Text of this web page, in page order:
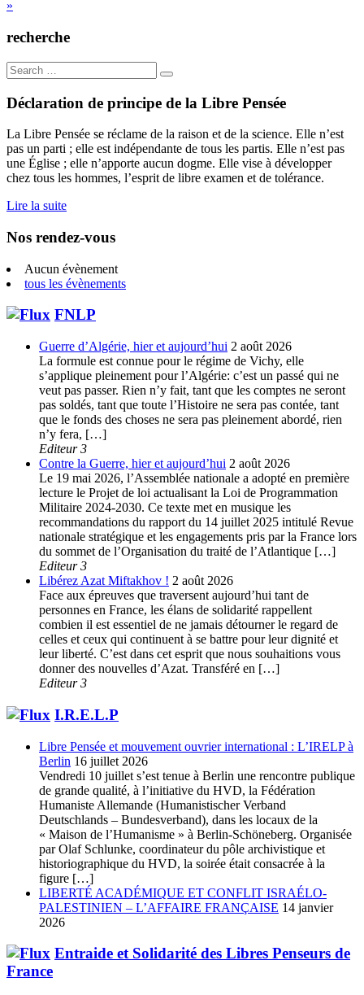
»
recherche
Search
for:
Déclaration de principe de la Libre Pensée
La Libre Pensée se réclame de la raison et de la science. Elle n’est
pas un parti ; elle est indépendante de tous les partis. Elle n’est pas
une Église ; elle n’apporte aucun dogme. Elle vise à développer
chez tous les hommes, l’esprit de libre examen et de tolérance.
Lire la suite
Nos rendez-vous
Aucun évènement
tous les évènements
FNLP
Guerre d’Algérie, hier et aujourd’hui 2 août 2026
La formule est connue pour le régime de Vichy, elle
s’applique pleinement pour l’Algérie: c’est un passé qui ne
veut pas passer. Rien n’y fait, tant que les comptes ne seront
pas soldés, tant que toute l’Histoire ne sera pas contée, tant
que le fonds des choses ne sera pas pleinement abordé, rien
n’y fera, […]
Editeur 3
Contre la Guerre, hier et aujourd’hui 2 août 2026
Le 19 mai 2026, l’Assemblée nationale a adopté en première
lecture le Projet de loi actualisant la Loi de Programmation
Militaire 2024-2030. Ce texte met en musique les
recommandations du rapport du 14 juillet 2025 intitulé Revue
nationale stratégique et les engagements pris par la France lors
du sommet de l’Organisation du traité de l’Atlantique […]
Editeur 3
Libérez Azat Miftakhov ! 2 août 2026
Face aux épreuves que traversent aujourd’hui tant de
personnes en France, les élans de solidarité rappellent
combien il est essentiel de ne jamais détourner le regard de
celles et ceux qui continuent à se battre pour leur dignité et
leur liberté. C’est dans cet esprit que nous souhaitions vous
donner des nouvelles d’Azat. Transféré en […]
Editeur 3
I.R.E.L.P
Libre Pensée et mouvement ouvrier international : L’IRELP à
Berlin 16 juillet 2026
Vendredi 10 juillet s’est tenue à Berlin une rencontre publique
de grande qualité, à l’initiative du HVD, la Fédération
Humaniste Allemande (Humanistischer Verband
Deutschlands – Bundesverband), dans les locaux de la
« Maison de l’Humanisme » à Berlin-Schöneberg. Organisée
par Olaf Schlunke, coordinateur du pôle archivistique et
historiographique du HVD, la soirée était consacrée à la
figure […]
LIBERTÉ ACADÉMIQUE ET CONFLIT ISRAÉLO-
PALESTINIEN – L’AFFAIRE FRANÇAISE 14 janvier
2026
Entraide et Solidarité des Libres Penseurs de
France